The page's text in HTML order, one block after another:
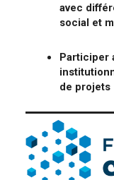
avec
social et
Participer
de projets